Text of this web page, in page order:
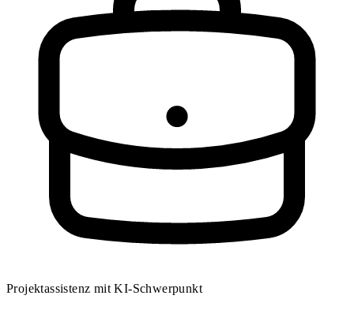
Projektassistenz mit KI-Schwerpunkt